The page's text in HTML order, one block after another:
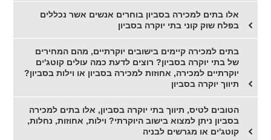
אלו בתים למכירה בסביון בוחרים אנשים אשר נכללים
בפלח שוק קוני בתי יוקרה בסביון
בתים למכירה קיימים בישובים יוקרתיים, מהם המחירים
של בתי יוקרה בסביון? רוצים לדעת כמה עולים קוטג'ים
יוקרתיים למכירה, אחוזות למכירה בסביון או וילות בסביון?
תיווך יוקרה בסביון
הטובים לטיס, תיווך בתי יוקרה בסביון, אלו בתים למכירה
בסביון ניתן למצוא בישוב היוקרתי? וילות, אחוזות, נחלות,
קוטג'ים או מגרשים לבניה